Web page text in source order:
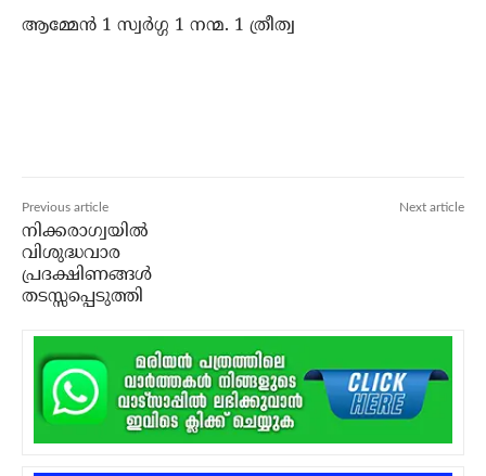
ആമ്മേന്‍ 1 സ്വര്‍ഗ്ഗ 1 നന്മ. 1 ത്രീത്വ
Previous article
നിക്കരാഗ്വയില്‍
വിശുദ്ധവാര
പ്രദക്ഷിണങ്ങള്‍
തടസ്സപ്പെടുത്തി
Next article